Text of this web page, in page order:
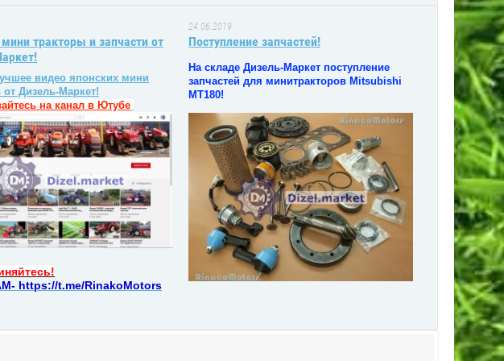
тракторы и запчасти от
видео японских мини
от Дизель-Маркет!
на канал в Ютубе
https://t.me/RinakoMotors
24.06.2019
Поступление запчастей!
На складе Дизель-Маркет поступление
запчастей для минитракторов Mitsubishi
MT180!